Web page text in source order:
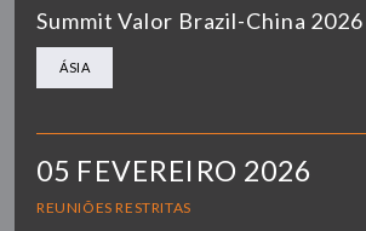
Summit Valor Brazil-China 2026
ÁSIA
05 FEVEREIRO 2026
REUNIÕES RESTRITAS